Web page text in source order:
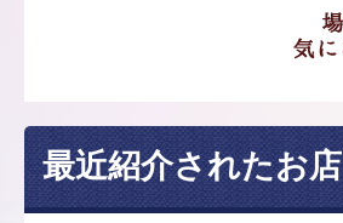
最近紹介されたお店